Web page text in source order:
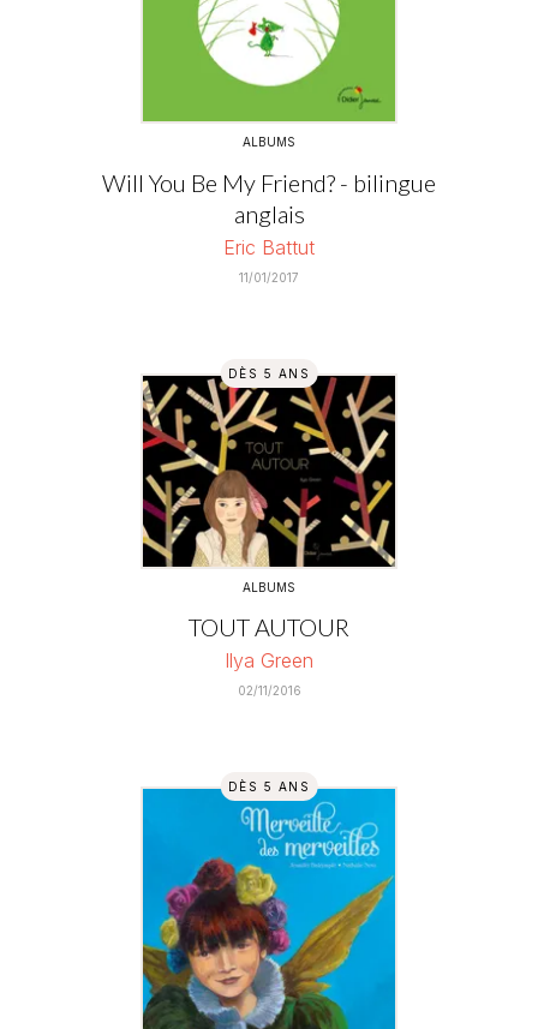
ALBUMS
Will You Be My Friend? - bilingue
anglais
Eric Battut
11/01/2017
DÈS 5 ANS
ALBUMS
TOUT AUTOUR
Ilya Green
02/11/2016
DÈS 5 ANS